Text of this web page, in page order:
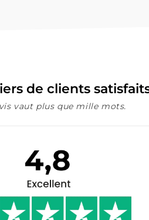
de clients
vaut plus que mille mots.